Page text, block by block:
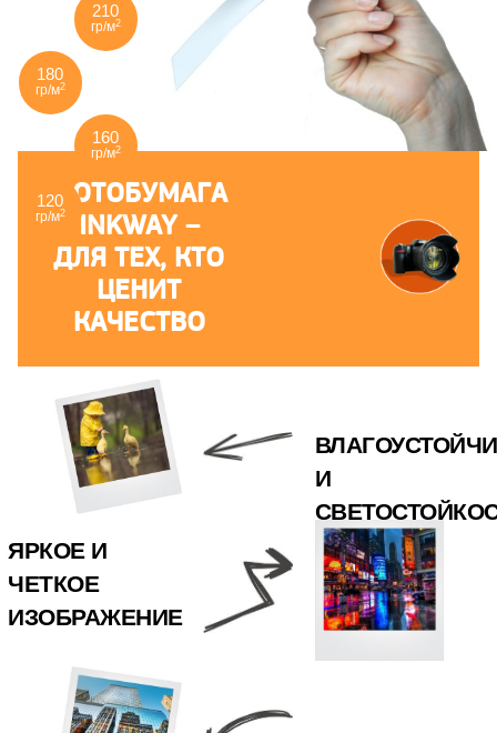
210
гр/м2
180
гр/м2
160
гр/м2
120
гр/м2
ФОТОБУМАГА
INKWAY –
ДЛЯ ТЕХ, КТО
ЦЕНИТ
КАЧЕСТВО
И
ЯРКОЕ И
ЧЕТКОЕ
ИЗОБРАЖЕНИЕ